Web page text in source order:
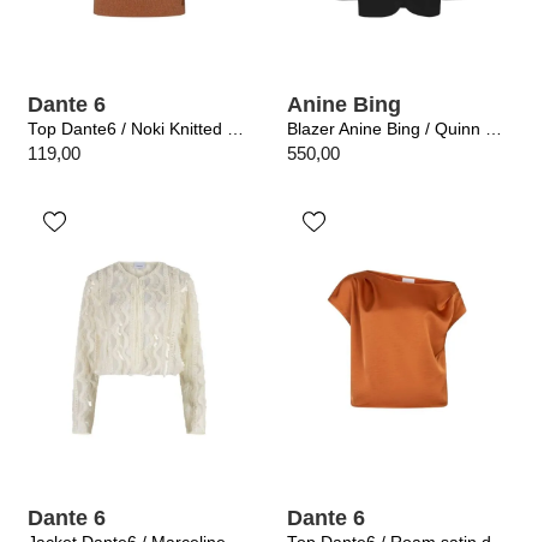
Dante 6
Top Dante6 / Noki Knitted Tank Amber Glow
119,00
Anine Bing
Blazer Anine Bing / Quinn Black
550,00
Dante 6 Dante 6